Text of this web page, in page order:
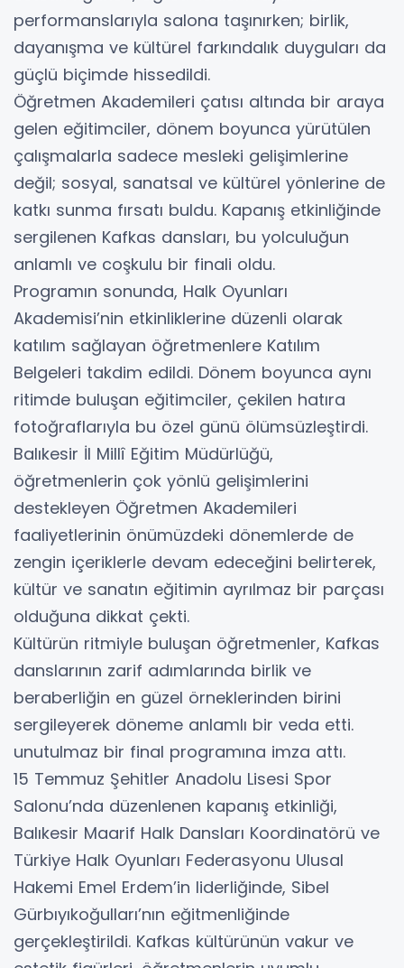
performanslarıyla salona taşınırken; birlik,
dayanışma ve kültürel farkındalık duyguları da
güçlü biçimde hissedildi.
Öğretmen Akademileri çatısı altında bir araya
gelen eğitimciler, dönem boyunca yürütülen
çalışmalarla sadece mesleki gelişimlerine
değil; sosyal, sanatsal ve kültürel yönlerine de
katkı sunma fırsatı buldu. Kapanış etkinliğinde
sergilenen Kafkas dansları, bu yolculuğun
anlamlı ve coşkulu bir finali oldu.
Programın sonunda, Halk Oyunları
Akademisi’nin etkinliklerine düzenli olarak
katılım sağlayan öğretmenlere Katılım
Belgeleri takdim edildi. Dönem boyunca aynı
ritimde buluşan eğitimciler, çekilen hatıra
fotoğraflarıyla bu özel günü ölümsüzleştirdi.
Balıkesir İl Millî Eğitim Müdürlüğü,
öğretmenlerin çok yönlü gelişimlerini
destekleyen Öğretmen Akademileri
faaliyetlerinin önümüzdeki dönemlerde de
zengin içeriklerle devam edeceğini belirterek,
kültür ve sanatın eğitimin ayrılmaz bir parçası
olduğuna dikkat çekti.
Kültürün ritmiyle buluşan öğretmenler, Kafkas
danslarının zarif adımlarında birlik ve
beraberliğin en güzel örneklerinden birini
sergileyerek döneme anlamlı bir veda etti.
unutulmaz bir final programına imza attı.
15 Temmuz Şehitler Anadolu Lisesi Spor
Salonu’nda düzenlenen kapanış etkinliği,
Balıkesir Maarif Halk Dansları Koordinatörü ve
Türkiye Halk Oyunları Federasyonu Ulusal
Hakemi Emel Erdem’in liderliğinde, Sibel
Gürbıyıkoğulları’nın eğitmenliğinde
gerçekleştirildi. Kafkas kültürünün vakur ve